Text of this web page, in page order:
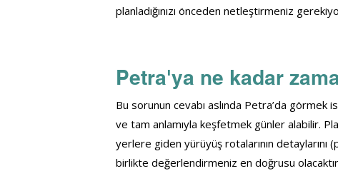
planladığınızı önceden netleştirmeniz
Petra'ya ne kadar
Bu sorunun cevabı aslında Petra’da
ve tam anlamıyla keşfetmek günler alabilir.
yerlere giden yürüyüş rotalarının detaylarını
birlikte değerlendirmeniz en doğrusu